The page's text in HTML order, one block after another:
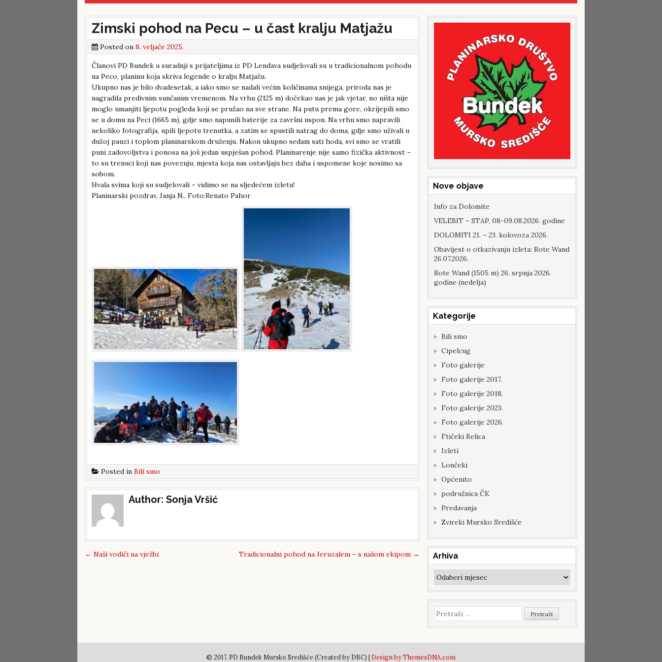
Zimski pohod na Pecu – u čast kralju Matjažu
Posted on 8. veljače 2025.
Članovi PD Bundek u suradnji s prijateljima iz PD Lendava sudjelovali su u tradicionalnom pohodu
na Peco, planinu koja skriva legende o kralju Matjažu.
Ukupno nas je bilo dvadesetak, a iako smo se nadali većim količinama snijega, priroda nas je
nagradila predivnim sunčanim vremenom. Na vrhu (2125 m) dočekao nas je jak vjetar, no ništa nije
moglo umanjiti ljepotu pogleda koji se pružao na sve strane. Na putu prema gore, okrijepili smo
se u domu na Peci (1665 m), gdje smo napunili baterije za završni uspon. Na vrhu smo napravili
nekoliko fotografija, upili ljepotu trenutka, a zatim se spustili natrag do doma, gdje smo uživali u
dužoj pauzi i toplom planinarskom druženju. Nakon ukupno sedam sati hoda, svi smo se vratili
puni zadovoljstva i ponosa na još jedan uspješan pohod. Planinarenje nije samo fizička aktivnost –
to su trenuci koji nas povezuju, mjesta koja nas ostavljaju bez daha i uspomene koje nosimo sa
sobom.
Hvala svima koji su sudjelovali – vidimo se na sljedećem izletu!
Planinarski pozdrav, Janja N., Foto:Renato Pahor
Posted in Bili smo
Author:Sonja Vršić
Post
navigation
← Naši vodiči na vježbi Tradicionalni pohod na Jeruzalem – s našom ekipom →
Nove objave
Info za Dolomite
VELEBIT – STAP, 08-09.08.2026. godine
DOLOMITI 21. – 23. kolovoza 2026.
Obavijest o otkazivanju izleta: Rote Wand
26.07.2026.
Rote Wand (1505 m) 26. srpnja 2026.
godine (nedelja)
Kategorije
Bili smo
Cipelcug
Foto galerije
Foto galerije 2017.
Foto galerije 2018.
Foto galerije 2023.
Foto galerije 2026.
Ftičeki Belica
Izleti
Lončeki
Općenito
podružnica ČK
Predavanja
Zvireki Mursko Središće
Arhiva
Arhiva
Pretraži:
© 2017. PD Bundek Mursko Središće (Created by DBC) | Design by ThemesDNA.com